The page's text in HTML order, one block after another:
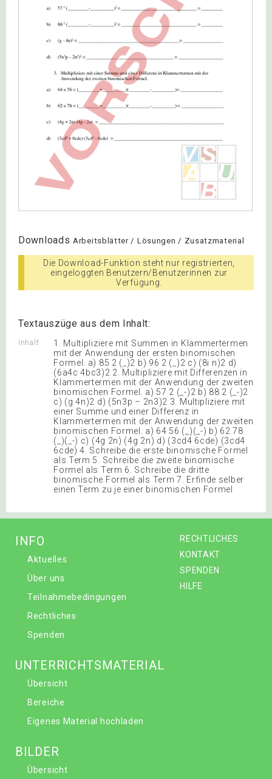
Downloads Arbeitsblätter / Lösungen / Zusatzmaterial
Die Download-Funktion steht nur registrierten,
eingeloggten Benutzern/Benutzerinnen zur
Verfügung.
Textauszüge aus dem Inhalt:
Inhalt
1. Multipliziere mit Summen in Klammertermen
mit der Anwendung der ersten binomischen
Formel. a) 85 2 (_)2 b) 96 2 (_)2 c) (8i n)2 d)
(6a4c 4bc3)2 2. Multipliziere mit Differenzen in
Klammertermen mit der Anwendung der zweiten
binomischen Formel. a) 57 2 (_-)2 b) 88 2 (_-)2
c) (g 4n)2 d) (5n3p – 2n3)2 3. Multipliziere mit
einer Summe und einer Differenz in
Klammertermen mit der Anwendung der zweiten
binomischen Formel. a) 64 56 (_)(_-) b) 62 78
(_)(_-) c) (4g 2n) (4g 2n) d) (3cd4 6cde) (3cd4
6cde) 4. Schreibe die erste binomische Formel
als Term 5. Schreibe die zweite binomische
Formel als Term 6. Schreibe die dritte
binomische Formel als Term 7. Erfinde selber
einen Term zu je einer binomischen Formel
RECHTLICHES
KONTAKT
SPENDEN
HILFE
INFO
Aktuelles
Über uns
Teilnahmebedingungen
Rechtliches
Spenden
UNTERRICHTSMATERIAL
Übersicht
Bereiche
Eigenes Material hochladen
BILDER
Übersicht